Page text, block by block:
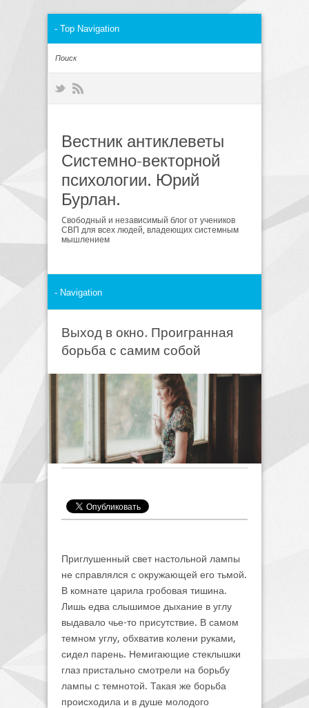
Вестник антиклеветы
Системно-векторной
психологии. Юрий
Бурлан.
Cвободный и независимый блог от учеников
СВП для всех людей, владеющих системным
мышлением
Выход в окно. Проигранная
борьба с самим собой
Приглушенный свет настольной лампы
не справлялся с окружающей его тьмой.
В комнате царила гробовая тишина.
Лишь едва слышимое дыхание в углу
выдавало чье-то присутствие. В самом
темном углу, обхватив колени руками,
сидел парень. Немигающие стеклышки
глаз пристально смотрели на борьбу
лампы с темнотой. Такая же борьба
происходила и в душе молодого